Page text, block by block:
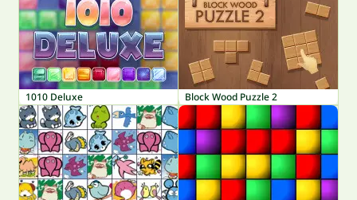
1010 Deluxe Block Wood Puzzle 2